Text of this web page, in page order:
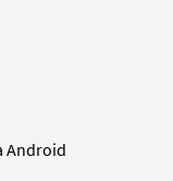
Android